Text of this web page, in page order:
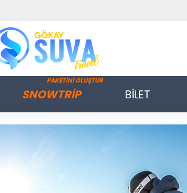
SNOWTRİP
PAKETİNİ OLUŞTUR
BİLET